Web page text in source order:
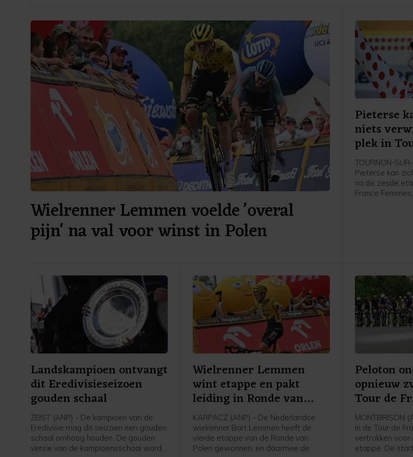
Wielrenner Lemmen voelde 'overal
pijn' na val voor winst in Polen
Pieterse
niets
plek in
TOURNON-
Pieterse kan
na de zesde
France
Landskampioen ontvangt
dit Eredivisieseizoen
gouden schaal
ZEIST (ANP) - De kampioen van de
Eredivisie mag dit seizoen een gouden
schaal omhoog houden. De gouden
versie van de kampioensschaal wordt
Wielrenner Lemmen
wint etappe en pakt
leiding in Ronde van
Polen
KARPACZ (ANP) - De Nederlandse
wielrenner Bart Lemmen heeft de
vierde etappe van de Ronde van
Polen gewonnen, en daarmee de
Peloton
opnieuw
Tour de
MONTBRISON
in de Tour de
vertrokken
etappe. De